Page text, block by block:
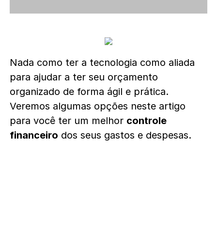
Nada como ter a tecnologia como aliada
para ajudar a ter seu orçamento
organizado de forma ágil e prática.
Veremos algumas opções neste artigo
para você ter um melhor controle
financeiro dos seus gastos e despesas.